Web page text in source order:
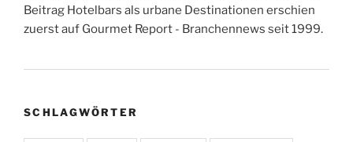
Beitrag Hotelbars als urbane Destinationen erschien
zuerst auf Gourmet Report - Branchennews seit 1999.
SCHLAGWÖRTER